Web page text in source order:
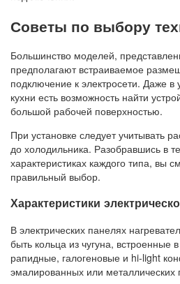
Советы по выбору
Большинство моделей,
предполагают встраиваемое
подключение к электросети. Даже в
кухни есть возможность найти
большой рабочей поверхностью.
При установке следует учитывать
до холодильника. Разобравшись в
характеристиках каждого типа, вы
правильный выбор.
Характеристики
В электрических панелях
быть кольца из чугуна, встроенные
рапидные, галогеновые и hi-light
эмалированных или металлических